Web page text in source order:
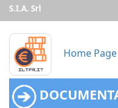
S.I.A. Srl
Home Page